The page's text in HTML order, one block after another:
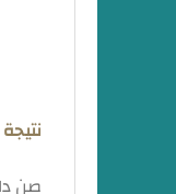
صن